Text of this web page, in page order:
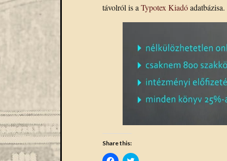
távolról is a Typotex Kiadóadatbázisa.
Share this: